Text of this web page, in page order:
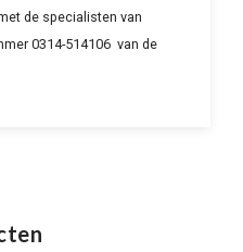
de specialisten van
0314-514106 van de